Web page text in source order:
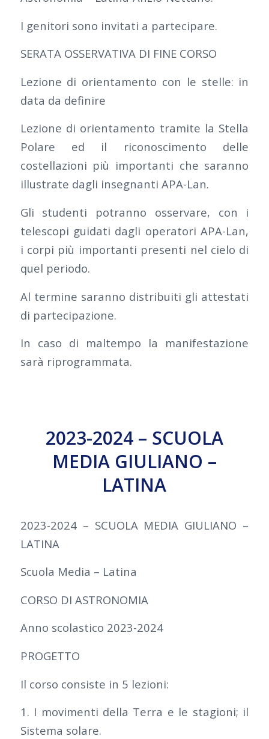
I genitori sono invitati a partecipare.
SERATA OSSERVATIVA DI FINE CORSO
Lezione di orientamento con le stelle: in
data da definire
Lezione di orientamento tramite la Stella
Polare ed il riconoscimento delle
costellazioni più importanti che saranno
illustrate dagli insegnanti APA-Lan.
Gli studenti potranno osservare, con i
telescopi guidati dagli operatori APA-Lan,
i corpi più importanti presenti nel cielo di
quel periodo.
Al termine saranno distribuiti gli attestati
di partecipazione.
In caso di maltempo la manifestazione
sarà riprogrammata.
2023-2024 – SCUOLA
MEDIA GIULIANO –
LATINA
2023-2024 – SCUOLA MEDIA GIULIANO –
LATINA
Scuola Media – Latina
CORSO DI ASTRONOMIA
Anno scolastico 2023-2024
PROGETTO
Il corso consiste in 5 lezioni:
1. I movimenti della Terra e le stagioni; il
Sistema solare.